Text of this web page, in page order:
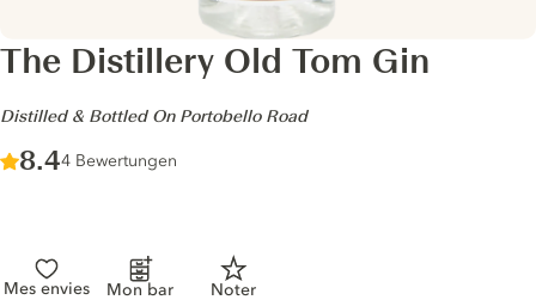
The Distillery Old Tom Gin
-
Distilled & Bottled On Portobello Road
Score :
8.4/ 10
4 Bewertungen
Mes envies Mon bar Noter